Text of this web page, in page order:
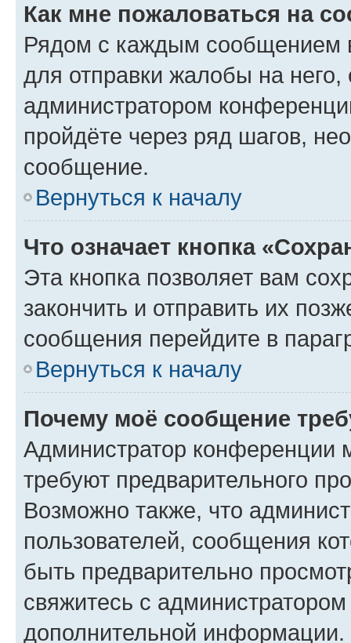
Как мне пожаловаться на
Рядом с каждым сообщением
для отправки жалобы на
администратором
пройдёте через ряд шагов,
сообщение.
Вернуться к началу
Что означает кнопка
Эта кнопка позволяет вам
закончить и отправить их
сообщения перейдите в
Вернуться к началу
Почему моё сообщение
Администратор конференции
требуют предварительного
Возможно также, что
пользователей, сообщения
быть предварительно
свяжитесь с
дополнительной информации.